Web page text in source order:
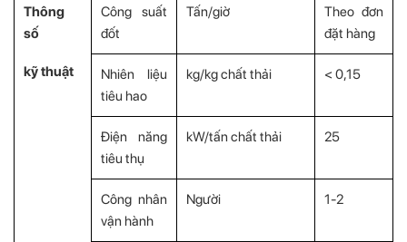
Thông
số
kỹ thuật
Công suất
đốt
Tấn/giờ
Theo đơn
đặt hàng
Nhiên liệu
tiêu hao
kg/kg chất thải < 0,15
Điện năng
tiêu thụ
kW/tấn chất thải 25
Công nhân
vận hành
Người 1-2